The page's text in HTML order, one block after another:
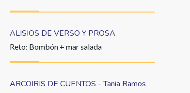
ALISIOS DE VERSO Y PROSA
Reto: Bombón + mar salada
ARCOIRIS DE CUENTOS - Tania Ramos